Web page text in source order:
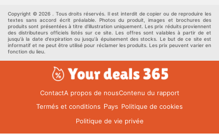
maison
Copyright © 2026 . Tous droits réservés. Il est interdit de copier ou de reproduire les
textes sans accord écrit préalable. Photos du produit, images et brochures des
produits sont présentées à titre d'illustration uniquement. Les prix réduits proviennent
des distributeurs officiels listés sur ce site. Les offres sont valables à partir de et
jusqu'à la date d'expiration ou jusqu'à épuisement des stocks. Le but de ce site est
informatif et ne peut être utilisé pour réclamer les produits. Les prix peuvent varier en
fonction du lieu.
ContactA propos de nousContenu du rapport
Termés et conditions Pays Politique de cookies
Politique de vie privée